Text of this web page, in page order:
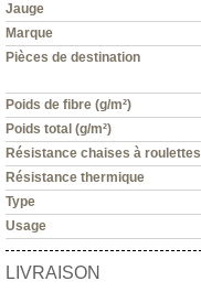
Jauge
Marque
Pièces de destination
Poids de fibre (g/m²)
Poids total (g/m²)
Résistance chaises à roulettes
Résistance thermique
Type
Usage
LIVRAISON